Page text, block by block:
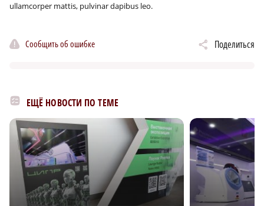
ullamcorper mattis, pulvinar dapibus leo.
Сообщить об ошибке Поделиться
ЕЩЁ НОВОСТИ ПО ТЕМЕ